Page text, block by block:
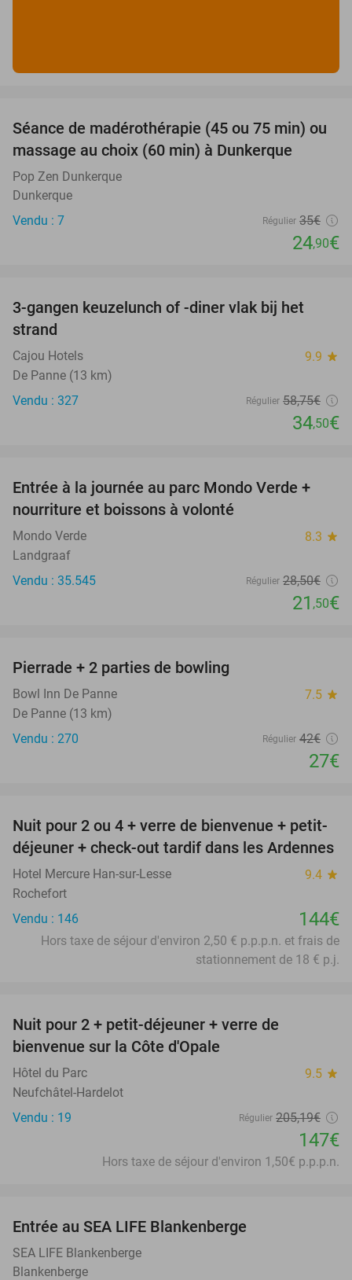
29%
Séance de madérothérapie (45 ou 75 min) ou
massage au choix (60 min) à Dunkerque
Pop Zen Dunkerque
Dunkerque
Vendu : 7
Régulier 35€
24,90€
3-gangen keuzelunch of -diner vlak bij het
strand
Cajou Hotels 9.9 star
De Panne (13 km)
Vendu : 327
Régulier 58,75€
34,50€
25%
Entrée à la journée au parc Mondo Verde +
nourriture et boissons à volonté
Mondo Verde 8.3 star
Landgraaf
Vendu : 35.545
Régulier 28,50€
21 ,50€
Pierrade + 2 parties de bowling
Bowl Inn De Panne 7.5 star
De Panne (13 km)
Vendu : 270
Régulier 42€
27€
Nuit pour 2 ou 4 + verre de bienvenue + petit-
déjeuner + check-out tardif dans les Ardennes
Hotel Mercure Han-sur-Lesse 9.4 star
Rochefort
Vendu : 146
144€
Hors taxe de séjour d'environ 2,50 € p.p.p.n. et frais de
stationnement de 18 € p.j.
Nuit pour 2 + petit-déjeuner + verre de
bienvenue sur la Côte d'Opale
Hôtel du Parc 9.5 star
Neufchâtel-Hardelot
Vendu : 19
Régulier 205,19€
147€
Hors taxe de séjour d'environ 1,50€ p.p.p.n.
Entrée au SEA LIFE Blankenberge
SEA LIFE Blankenberge
Blankenberge